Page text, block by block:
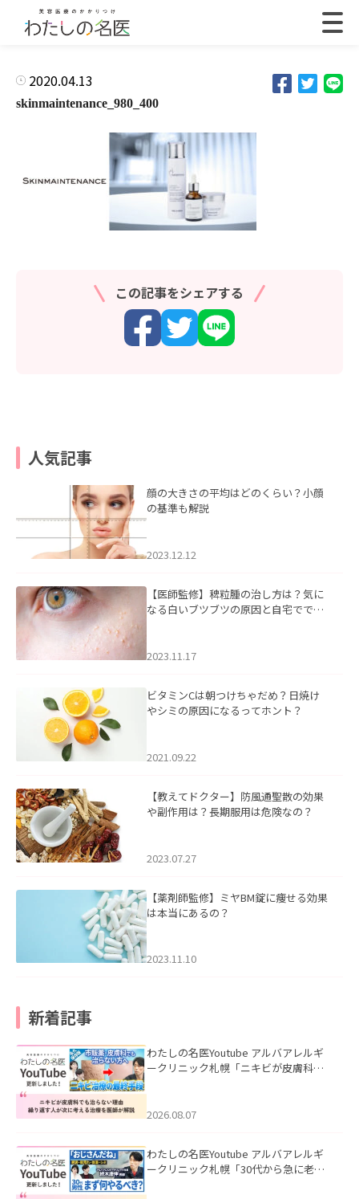
2020.04.13
skinmaintenance_980_400
この記事をシェアする
人気記事
顔の大きさの平均はどのくらい？小顔
の基準も解説
2023.12.12
【医師監修】稗粒腫の治し方は？気に
なる白いブツブツの原因と自宅ででき
2023.11.17
ビタミンCは朝つけちゃだめ？日焼け
やシミの原因になるってホント？
2021.09.22
【教えてドクター】防風通聖散の効果
や副作用は？長期服用は危険なの？
2023.07.27
【薬剤師監修】ミヤBM錠に痩せる効果
は本当にあるの？
2023.11.10
新着記事
わたしの名医Youtube アルバアレルギ
ークリニック札幌「ニキビが皮膚科で
ました。
2026.08.07
わたしの名医Youtube アルバアレルギ
ークリニック札幌「30代から急に老け